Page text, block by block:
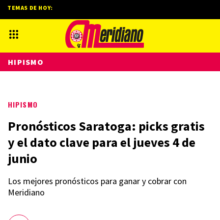
HIPISMO
Pronósticos Saratoga: picks gratis
y el dato clave para el jueves 4 de
junio
Los mejores pronósticos para ganar y cobrar con
Meridiano
TEMAS DE HOY:
HIPISMO